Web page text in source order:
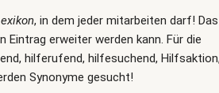
, in dem jeder mitarbeiten darf! Das
erweiter werden kann. Für die
hilferufend, hilfesuchend, Hilfsaktion,
Synonyme gesucht!